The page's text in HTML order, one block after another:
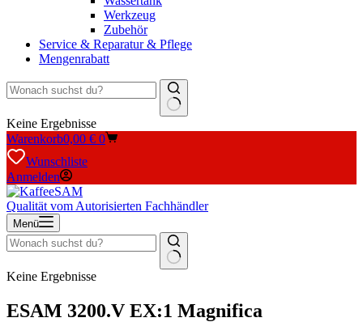
Werkzeug
Zubehör
Service & Reparatur & Pflege
Mengenrabatt
Keine Ergebnisse
Warenkorb0,00 € 0
Wunschliste
Anmelden
Qualität vom Autorisierten Fachhändler
Menü
Keine Ergebnisse
ESAM 3200.V EX:1 Magnifica